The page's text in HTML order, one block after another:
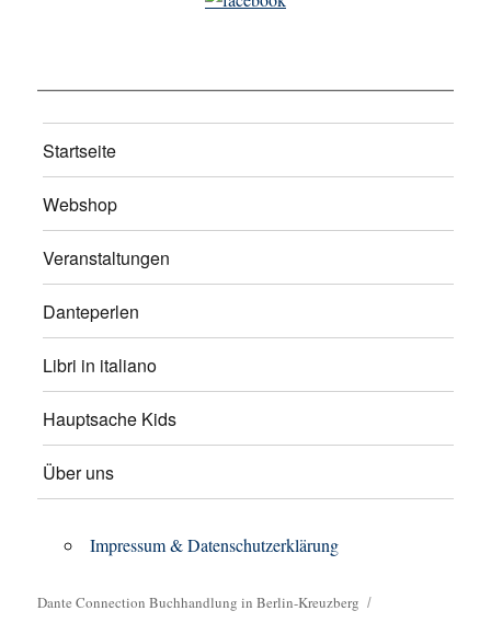
Startseite
Webshop
Veranstaltungen
Danteperlen
Libri in italiano
Hauptsache Kids
Über uns
Impressum & Datenschutzerklärung
Dante Connection Buchhandlung in Berlin-Kreuzberg